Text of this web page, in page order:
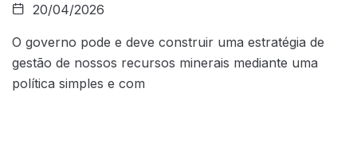
20/04/2026
O governo pode e deve construir uma estratégia de
gestão de nossos recursos minerais mediante uma
política simples e com